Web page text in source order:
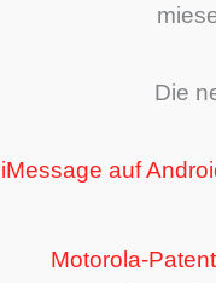
Die
iMessage auf
Motorola-